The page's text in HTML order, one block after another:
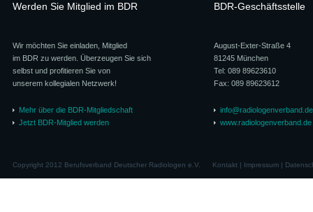
Werden Sie Mitglied im BDR
Wir möchten Sie einladen, Mitglied
im BDR zu werden. Überzeugen Sie sich
selbst und profitieren Sie von
unserem kollegialen Netzwerk!
Mehr über die BDR-Mitgliedschaft
Jetzt BDR-Mitglied werden
BDR-Geschäftsstelle
August-Exter-Straße 4
81245 München
Tel: 089 89623610
Fax: 089 89623612
info@radiologenverband.de
www.radiologenverband.de
Copyright 2012 Berufsverband Deutscher Radiologen e.V. Kontakt| Impressum|